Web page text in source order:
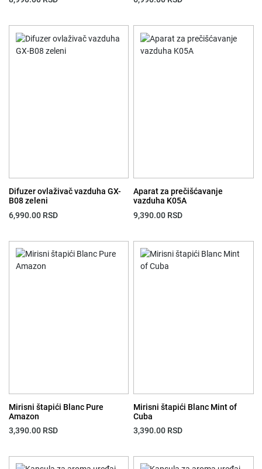
Difuzer ovlaživač vazduha GX-
B08 zeleni
6,990.00 RSD
Aparat za prečišćavanje
vazduha K05A
9,390.00 RSD
Mirisni štapići Blanc Pure
Amazon
3,390.00 RSD
Mirisni štapići Blanc Mint of
Cuba
3,390.00 RSD